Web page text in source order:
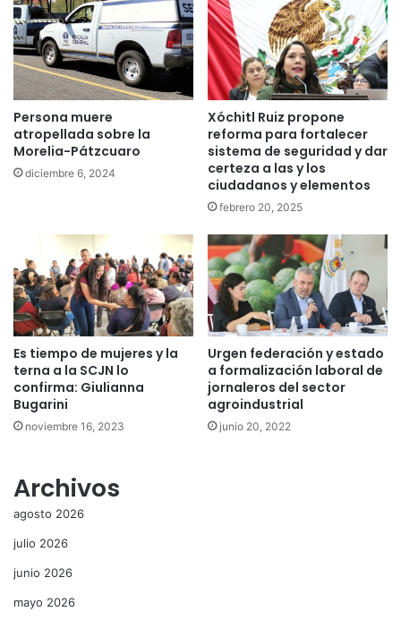
Persona muere
atropellada sobre la
Morelia-Pátzcuaro
diciembre 6, 2024
Xóchitl Ruiz propone
reforma para fortalecer
sistema de seguridad y dar
certeza a las y los
ciudadanos y elementos
febrero 20, 2025
Es tiempo de mujeres y la
terna a la SCJN lo
confirma: Giulianna
Bugarini
noviembre 16, 2023
Urgen federación y estado
a formalización laboral de
jornaleros del sector
agroindustrial
junio 20, 2022
Archivos
agosto 2026
julio 2026
junio 2026
mayo 2026